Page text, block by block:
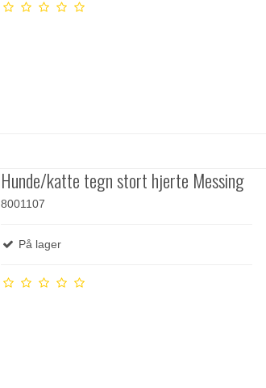
Hunde/katte tegn stort hjerte Messing
8001107
På lager